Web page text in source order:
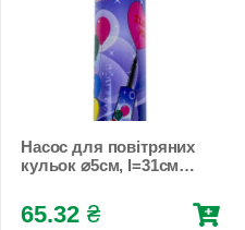
Насос для повітряних
кульок ⌀5см, l=31см (
DSCN)
65.32 ₴